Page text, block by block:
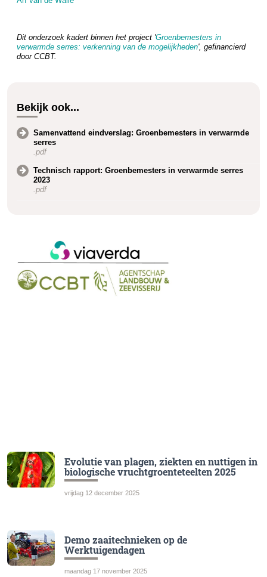
Dit onderzoek kadert binnen het project 'Groenbemesters in
verwarmde serres: verkenning van de mogelijkheden', gefinancierd
door CCBT.
Bekijk ook...
Samenvattend eindverslag: Groenbemesters in verwarmde
serres
.pdf
Technisch rapport: Groenbemesters in verwarmde serres
2023
.pdf
Evolutie van plagen, ziekten en nuttigen in
biologische vruchtgroenteteelten 2025
vrijdag 12 december 2025
Demo zaaitechnieken op de
Werktuigendagen
maandag 17 november 2025